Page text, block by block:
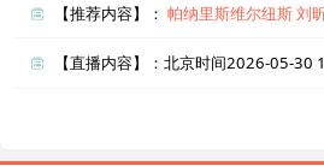
【推荐内容】：帕纳里斯维尔纽斯刘